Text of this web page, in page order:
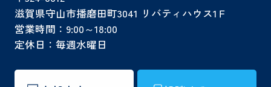
滋賀県守山市播磨田町3041 リバティハウス1Ｆ
営業時間：9:00～18:00
定休日：毎週水曜日